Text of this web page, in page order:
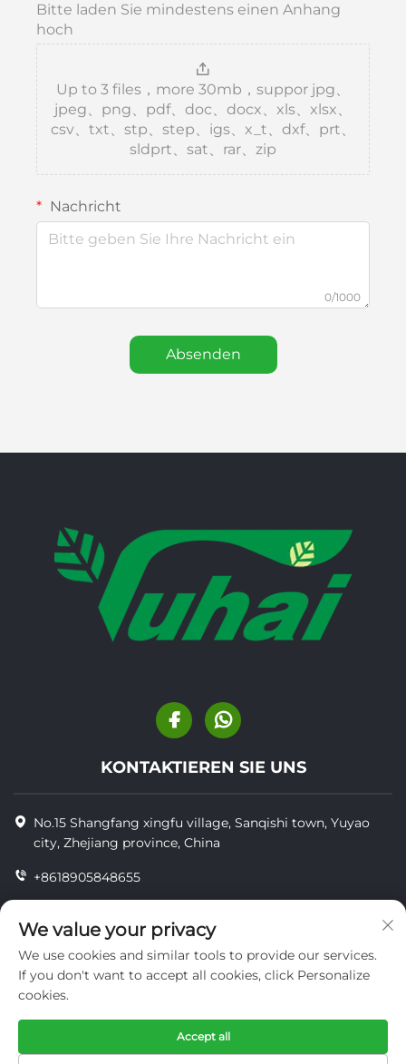
Bitte laden Sie mindestens einen Anhang
hoch
Up to 3 files，more 30mb，suppor jpg、
jpeg、png、pdf、doc、docx、xls、xlsx、
csv、txt、stp、step、igs、x_t、dxf、prt、
sldprt、sat、rar、zip
Nachricht
0/1000
Absenden
KONTAKTIEREN SIE UNS
No.15 Shangfang xingfu village, Sanqishi town, Yuyao
city, Zhejiang province, China
+8618905848655
[email protected]
TECHNOLOGY CO.,LTD.
datenschutz
We value your privacy
We use cookies and similar tools to provide our services.
If you don't want to accept all cookies, click Personalize
cookies.
Accept all